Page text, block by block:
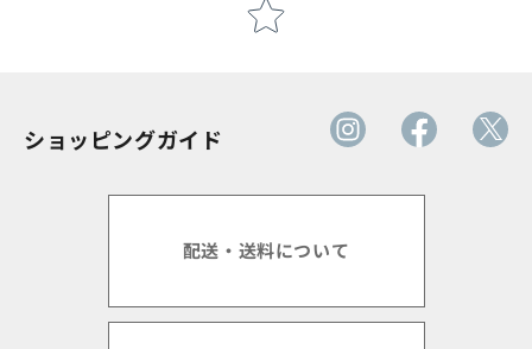
ショッピングガイド
配送・送料について